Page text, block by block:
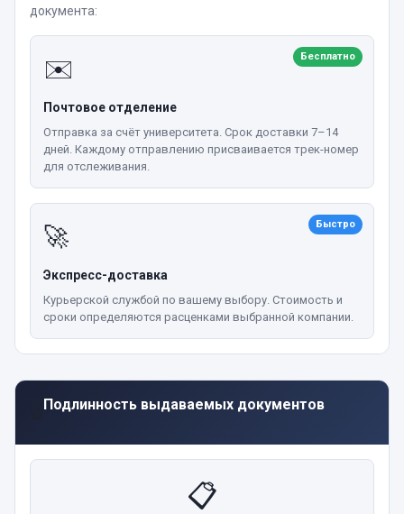
документа:
✉️ Бесплатно
Почтовое отделение
Отправка за счёт университета. Срок доставки 7–14
дней. Каждому отправлению присваивается трек-номер
для отслеживания.
🚀 Быстро
Экспресс-доставка
Курьерской службой по вашему выбору. Стоимость и
сроки определяются расценками выбранной компании.
Подлинность выдаваемых документов
📋